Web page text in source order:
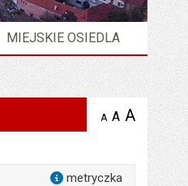
MIEJSKIE OSIEDLA
A zmniejsz
A domyślna
A
metryczka